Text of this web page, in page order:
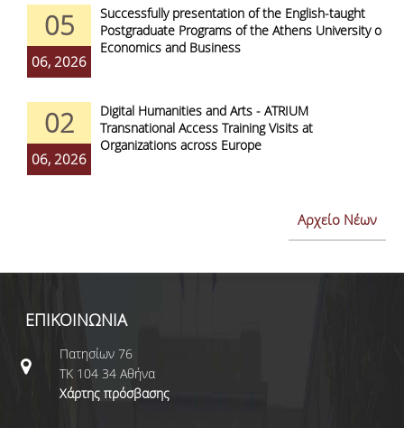
05
06, 2026
Successfully presentation of the English-taught
Postgraduate Programs of the Athens University of
Economics and Business
02
06, 2026
Digital Humanities and Arts - ATRIUM
Transnational Access Training Visits at
Organizations across Europe
Αρχείο Νέων
ΕΠΙΚΟΙΝΩΝΙΑ
Πατησίων 76
ΤΚ 104 34 Αθήνα
Χάρτης πρόσβασης